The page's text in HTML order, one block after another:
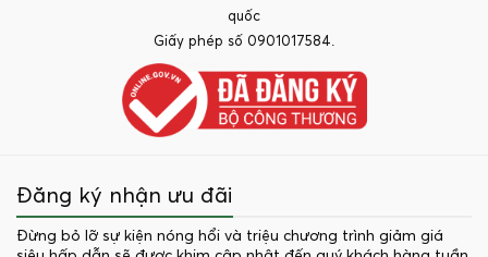
quốc
Giấy phép số 0901017584.
Đăng ký nhận ưu đãi
Đừng bỏ lỡ sự kiện nóng hổi và triệu chương trình giảm giá